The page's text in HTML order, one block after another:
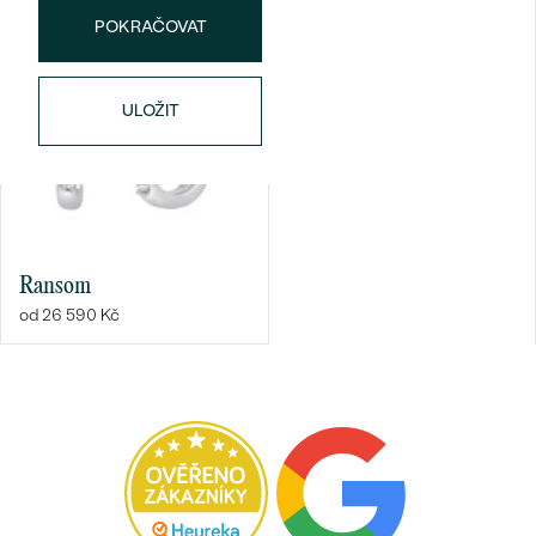
Bestsellery
BARVA:
POKRAČOVAT
ULOŽIT
Ransom
od 26 590 Kč